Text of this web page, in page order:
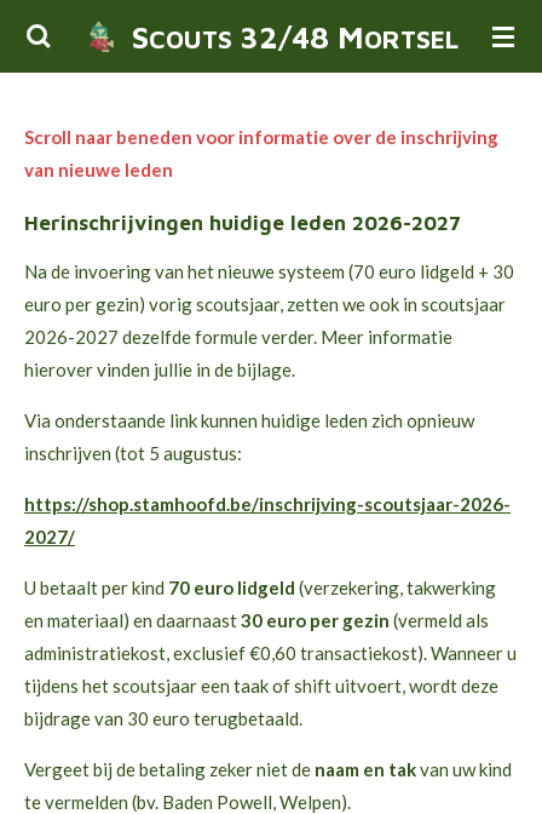
Ga
SCOUTS 32/48 MORTSEL
Scroll naar beneden voor informatie over de inschrijving
van nieuwe leden
Herinschrijvingen huidige leden 2026-2027
Na de invoering van het nieuwe systeem (70 euro lidgeld + 30
euro per gezin) vorig scoutsjaar, zetten we ook in scoutsjaar
2026-2027 dezelfde formule verder. Meer informatie
hierover vinden jullie in de bijlage.
Via onderstaande link kunnen huidige leden zich opnieuw
inschrijven (tot 5 augustus:
https://shop.stamhoofd.be/inschrijving-scoutsjaar-2026-
2027/
U betaalt per kind 70 euro lidgeld (verzekering, takwerking
en materiaal) en daarnaast30 euro per gezin (vermeld als
administratiekost, exclusief €0,60 transactiekost). Wanneer u
tijdens het scoutsjaar een taak of shift uitvoert, wordt deze
bijdrage van 30 euro terugbetaald.
Vergeet bij de betaling zeker niet de naam en takvan uw kind
te vermelden (bv. Baden Powell, Welpen).